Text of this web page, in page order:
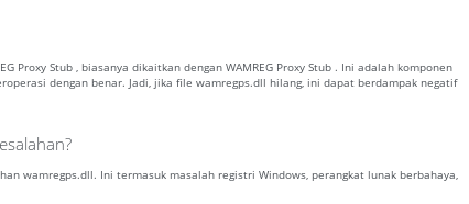
Proxy Stub , biasanya dikaitkan dengan WAMREG Proxy Stub . Ini adalah komponen
dengan benar. Jadi, jika file wamregps.dll hilang, ini dapat berdampak negatif
wamregps.dll. Ini termasuk masalah registri Windows, perangkat lunak berbahaya,